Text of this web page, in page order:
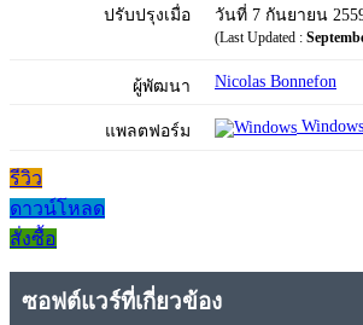
ปรับปรุงเมื่อ วันที่ 7 กันยายน
(Last Updated :
ผู้พัฒนา Nicolas Bonnefon
แพลตฟอร์ม Windows
รีวิว
ดาวน์โหลด
สั่งซื้อ
ซอฟต์แวร์ที่เกี่ยวข้อง